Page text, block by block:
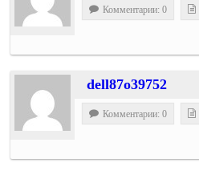
Комментарии: 0
dell87o39752
Комментарии: 0